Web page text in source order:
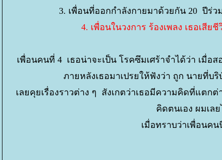
3. เพื่อนที่ออกกำลังกายมาด้วยกัน 20 ปีร่ว
4. เพื่อนในวงการ ร้องเพลง เธอเสี
เพื่อนคนที่ 4 เธอน่าจะเป็น โรคซึมเศร้าจำได้ว่า เมื่
ภายหลังเธอมาเปรยให้ฟังว่า ถูก นายที่
เลยคุยเรื่องราวต่าง ๆ สังเกตว่าเธอมีความคิดที่แต
คิดตนเอง ผมเล
เมื่อทราบว่าเพื่อนค